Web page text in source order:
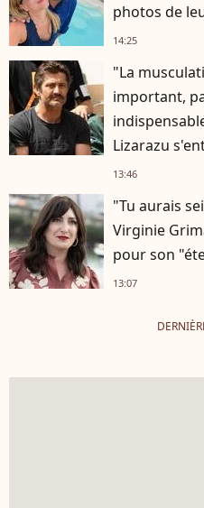
photos de
14:25
"La
important,
Lizarazu
rester musclé
13:46
"Tu aurais
Virginie
pour son
13:07